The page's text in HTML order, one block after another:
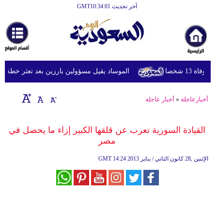
آخر تحديث GMT10:34:01
أخبارعاجلة
رياضة
ثقافة
إقتصاد
وموسيقى
الموساد يقيل مسؤولين بارزين بعد تعثر خطة شخصا
أخبارعاجلة » أخبار عاجلة
القيادة السورية تعرب عن قلقها الكبير إزاء ما يحصل في
مصر‏
GMT 14:24 2013 الإثنين ,28 كانون الثاني / يناير